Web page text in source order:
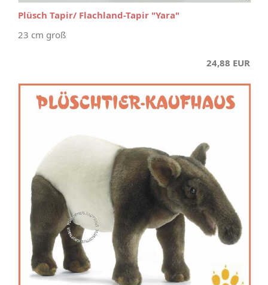
Plüsch Tapir/ Flachland-Tapir "Yara"
23 cm groß
24,88 EUR